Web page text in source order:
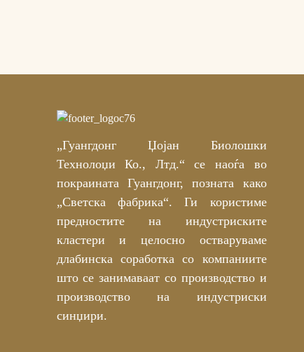
„Гуангдонг Џојан Биолошки
Технолоџи Ко., Лтд.“ се наоѓа во
покраината Гуангдонг, позната како
„Светска фабрика“. Ги користиме
предностите на индустриските
кластери и целосно остваруваме
длабинска соработка со компаниите
што се занимаваат со производство и
производство на индустриски
синџири.